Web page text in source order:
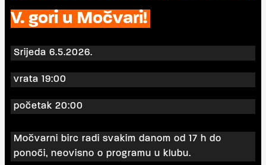
V. gori u Močvari!
Srijeda 6.5.2026.
vrata 19:00
početak 20:00
Močvarni birc radi svakim danom od 17 h do
ponoći, neovisno o programu u klubu.